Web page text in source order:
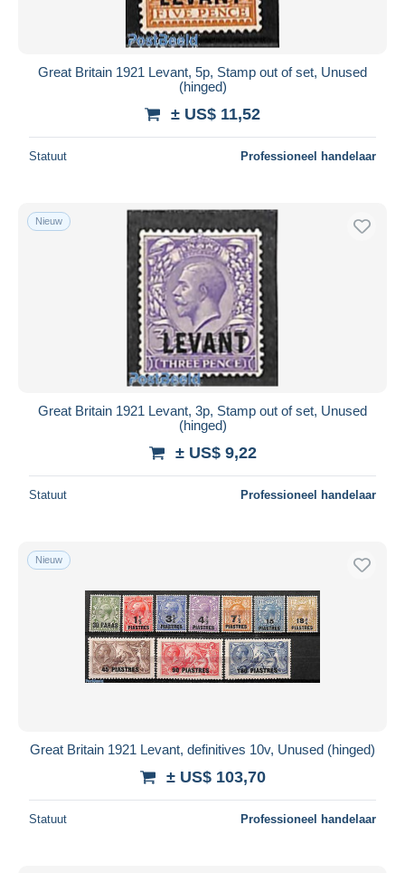
Great Britain 1921 Levant, 5p, Stamp out of set, Unused
(hinged)
± US$ 11,52
Statuut Professioneel handelaar
Nieuw
Great Britain 1921 Levant, 3p, Stamp out of set, Unused
(hinged)
± US$ 9,22
Statuut Professioneel handelaar
Nieuw
Great Britain 1921 Levant, definitives 10v, Unused (hinged)
± US$ 103,70
Statuut Professioneel handelaar